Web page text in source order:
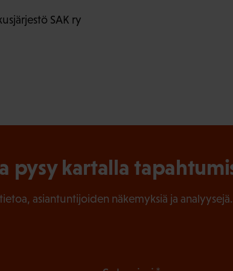
SAK ry
pysy kartalla
asiantuntijoiden näkemyksiä ja analyysejä.